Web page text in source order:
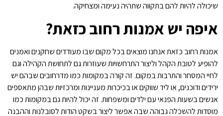
שיכולה להיות להם בתקווה שתהיה נעימה ומצחיקה.
איפה יש אמנות רחוב כזאת?
אמנות רחוב כזאת אנחנו מוצאים בכל מקום שבו מעודדים שחקנים ואמנים
להופיע לטובת הקהל וליצור התרחשויות שעוזרות גם לתחושת הקהילה וגם
לחיי המסחר והתרבות במקום. זה קורה במקומות כמו מדרחובים שבהם יש
ירידים ודוכנים, או ליד שווקים או בכיכרות מעניינות ומרכזיות שבהן מתאספים
אנשים בשעות הפנאי עם ילדים ומשפחות. זה יכול להיות גם במקומות כמו
מוסדות להשכלה גבוהה שבה אפשר ליצור בשקט הודות לסובלנות וההבנה